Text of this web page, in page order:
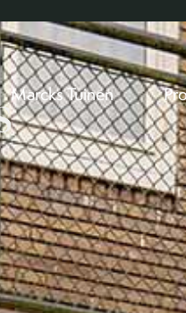
Marcks Tuinen